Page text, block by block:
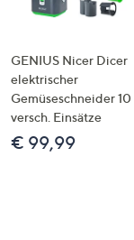
GENIUS Nicer Dicer
elektrischer
Gemüseschneider 10
versch. Einsätze
€ 99,99